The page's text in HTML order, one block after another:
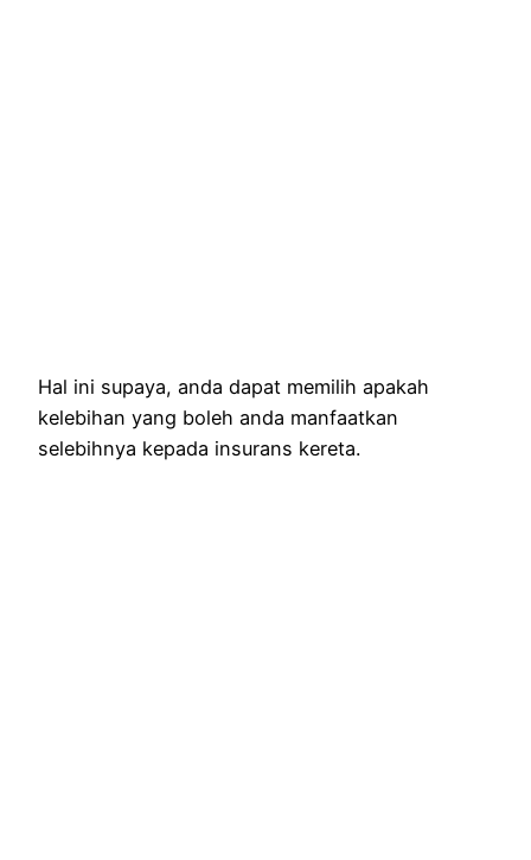
Hal ini supaya, anda dapat memilih apakah
kelebihan yang boleh anda manfaatkan
selebihnya kepada insurans kereta.